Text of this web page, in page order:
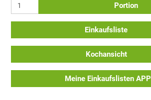
Portion
Einkaufsliste
Kochansicht
Meine Einkaufslisten APP